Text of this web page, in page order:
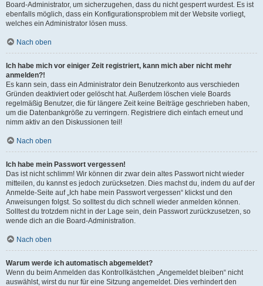
Board-Administrator, um sicherzugehen, dass du nicht gesperrt wurdest. Es ist
ebenfalls möglich, dass ein Konfigurationsproblem mit der Website vorliegt,
welches ein Administrator lösen muss.
Nach oben
Ich habe mich vor einiger Zeit registriert, kann mich aber nicht mehr
anmelden?!
Es kann sein, dass ein Administrator dein Benutzerkonto aus verschieden
Gründen deaktiviert oder gelöscht hat. Außerdem löschen viele Boards
regelmäßig Benutzer, die für längere Zeit keine Beiträge geschrieben haben,
um die Datenbankgröße zu verringern. Registriere dich einfach erneut und
nimm aktiv an den Diskussionen teil!
Nach oben
Ich habe mein Passwort vergessen!
Das ist nicht schlimm! Wir können dir zwar dein altes Passwort nicht wieder
mitteilen, du kannst es jedoch zurücksetzen. Dies machst du, indem du auf der
Anmelde-Seite auf „Ich habe mein Passwort vergessen“ klickst und den
Anweisungen folgst. So solltest du dich schnell wieder anmelden können.
Solltest du trotzdem nicht in der Lage sein, dein Passwort zurückzusetzen, so
wende dich an die Board-Administration.
Nach oben
Warum werde ich automatisch abgemeldet?
Wenn du beim Anmelden das Kontrollkästchen „Angemeldet bleiben“ nicht
auswählst, wirst du nur für eine Sitzung angemeldet. Dies verhindert den